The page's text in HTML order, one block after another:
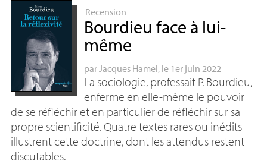
Recension
Bourdieu face à lui-
même
parJacques Hamel, le 1er juin 2022
La sociologie, professait P. Bourdieu,
enferme en elle-même le pouvoir
de se réfléchir et en particulier de réfléchir sur sa
propre scientificité. Quatre textes rares ou inédits
illustrent cette doctrine, dont les attendus restent
discutables.